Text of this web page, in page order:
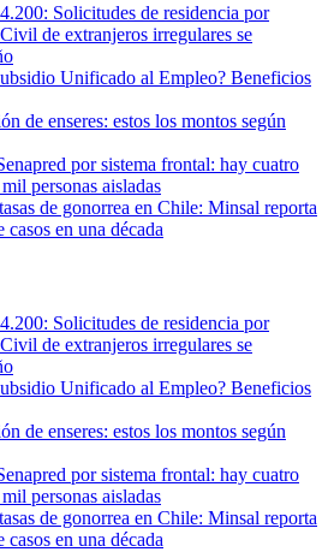
Solicitudes de residencia por
de extranjeros irregulares se
Unificado al Empleo? Beneficios
de enseres: estos los montos según
por sistema frontal: hay cuatro
personas aisladas
de gonorrea en Chile: Minsal reporta
en una década
Solicitudes de residencia por
de extranjeros irregulares se
Unificado al Empleo? Beneficios
de enseres: estos los montos según
por sistema frontal: hay cuatro
personas aisladas
de gonorrea en Chile: Minsal reporta
en una década